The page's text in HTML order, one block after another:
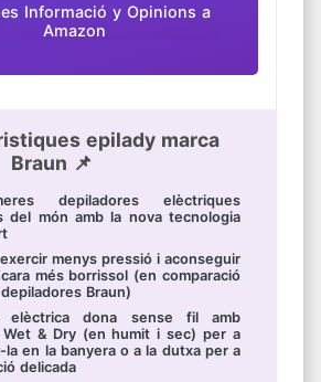
Informació y Opinions a
Amazon
epilady marca
Braun 📌
depiladores elèctriques
del món amb la nova tecnologia
menys pressió i aconseguir
més borrissol (en comparació
Braun)
elèctrica dona sense fil amb
Wet & Dry (en humit i sec) per a
la en la banyera o a la dutxa per a
delicada